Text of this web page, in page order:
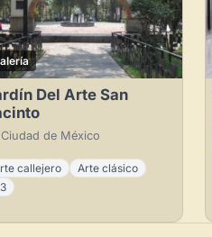
Del Arte San
Ciudad de México
callejero
Arte clásico